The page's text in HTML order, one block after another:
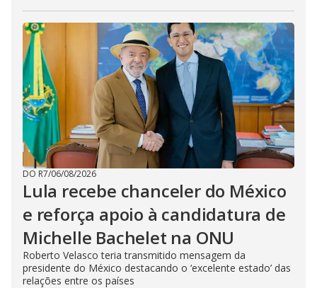
DO R7/06/08/2026
Lula recebe chanceler do México
e reforça apoio à candidatura de
Michelle Bachelet na ONU
Roberto Velasco teria transmitido mensagem da
presidente do México destacando o ‘excelente estado’ das
relações entre os países